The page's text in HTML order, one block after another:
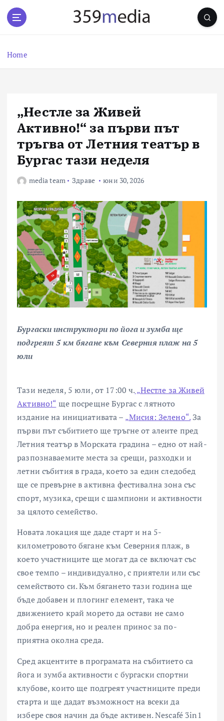
Home
„Нестле за Живей
Активно!“ за първи път
тръгва от Летния театър в
Бургас тази неделя
media team Здраве юни 30, 2026
Бургаски инструктори по йога и зумба ще
подгреят 5 км бягане към Северния плаж на 5
юли
Тази неделя, 5 юли, от 17:00 ч.„Нестле за Живей
Активно!“ ще посрещне Бургас с лятното
издание на инициативата – „Мисия: Зелено“.За
първи път събитието ще тръгне от алеите пред
Летния театър в Морската градина – едно от най-
разпознаваемите места за срещи, разходки и
летни събития в града, което за един следобед
ще се превърне в активна фестивална зона със
спорт, музика, срещи с шампиони и активности
за цялото семейство.
Новата локация ще даде старт и на 5-
километровото бягане към Северния плаж, в
което участниците ще могат да се включат със
свое темпо – индивидуално, с приятели или със
семейството си. Към бягането тази година ще
бъде добавен и плогинг елемент, така че
движението край морето да остави не само
добра енергия, но и реален принос за по-
приятна околна среда.
Сред акцентите в програмата на събитието са
йога и зумба активности с бургаски спортни
клубове, които ще подгреят участниците преди
старта и ще дадат възможност на всеки да
избере своя начин да бъде активен. Nescafé 3in1